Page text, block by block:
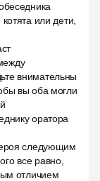
или дети,
внимательны
вы оба могли
оратора
следующим
все равно,
отличием